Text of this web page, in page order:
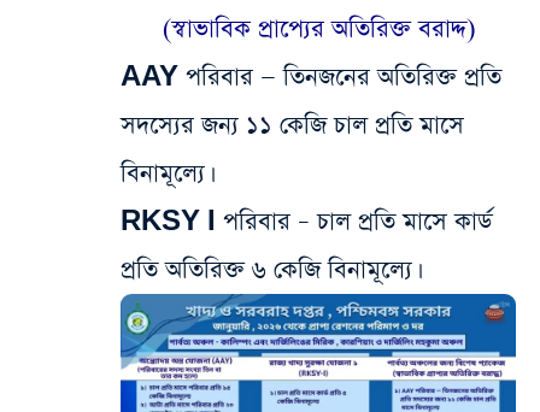
(স্বাভাবিক প্রাপ্যের অতিরিক্ত বরাদ্দ)
​AAY পরিবার — তিনজনের অতিরিক্ত প্রতি
সদস্যের জন্য ১১ কেজি চাল প্রতি মাসে
বিনামূল্যে।
RKSY I পরিবার – চাল প্রতি মাসে কার্ড
প্রতি অতিরিক্ত ৬ কেজি বিনামূল্যে।